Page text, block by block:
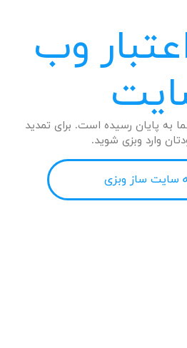
وب
پایان رسیده است. برای تمدید
وارد وبزی شوید.
سایت ساز وبزی